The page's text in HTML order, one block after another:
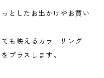
としたお出かけやお買い
も映えるカラーリング
プラスします。